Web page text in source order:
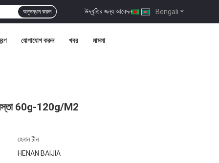
Bengali
উদ্ধৃতির জন্য আবেদন |
অনুসন্ধান করুন
যোগাযোগ করুন খবর মামলা
বস্তা 60g-120g/M2
হেনান চীন
HENAN BAIJIA